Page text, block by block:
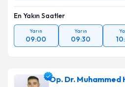
En Yakın Saatler
Yarın
09:00
Yarın
09:30
Op. Dr. Muhammed